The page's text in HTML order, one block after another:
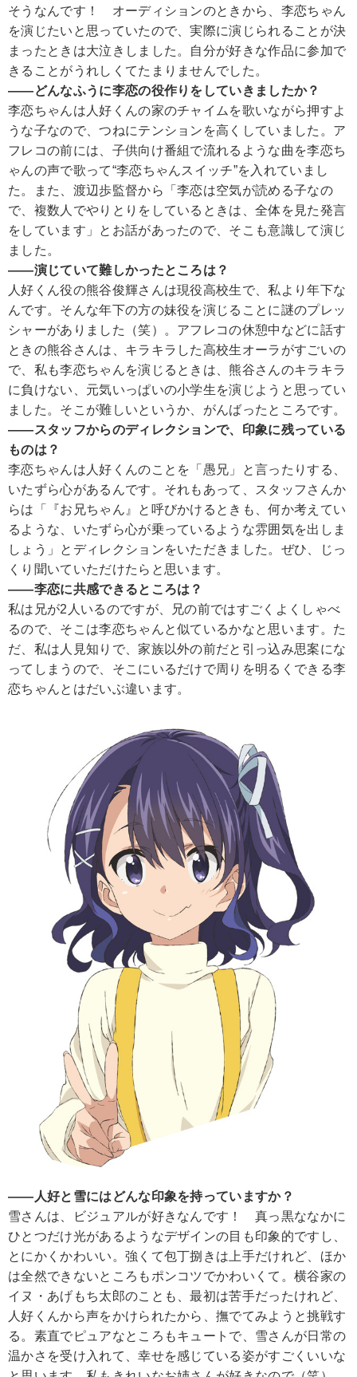
そうなんです！ オーディションのときから、李恋ちゃん
を演じたいと思っていたので、実際に演じられることが決
まったときは大泣きしました。自分が好きな作品に参加で
きることがうれしくてたまりませんでした。
――どんなふうに李恋の役作りをしていきましたか？
李恋ちゃんは人好くんの家のチャイムを歌いながら押すよ
うな子なので、つねにテンションを高くしていました。ア
フレコの前には、子供向け番組で流れるような曲を李恋ち
ゃんの声で歌って“李恋ちゃんスイッチ”を入れていまし
た。また、渡辺歩監督から「李恋は空気が読める子なの
で、複数人でやりとりをしているときは、全体を見た発言
をしています」とお話があったので、そこも意識して演じ
ました。
――演じていて難しかったところは？
人好くん役の熊谷俊輝さんは現役高校生で、私より年下な
んです。そんな年下の方の妹役を演じることに謎のプレッ
シャーがありました（笑）。アフレコの休憩中などに話す
ときの熊谷さんは、キラキラした高校生オーラがすごいの
で、私も李恋ちゃんを演じるときは、熊谷さんのキラキラ
に負けない、元気いっぱいの小学生を演じようと思ってい
ました。そこが難しいというか、がんばったところです。
――スタッフからのディレクションで、印象に残っている
ものは？
李恋ちゃんは人好くんのことを「愚兄」と言ったりする、
いたずら心があるんです。それもあって、スタッフさんか
らは「『お兄ちゃん』と呼びかけるときも、何か考えてい
るような、いたずら心が乗っているような雰囲気を出しま
しょう」とディレクションをいただきました。ぜひ、じっ
くり聞いていただけたらと思います。
――李恋に共感できるところは？
私は兄が2人いるのですが、兄の前ではすごくよくしゃべ
るので、そこは李恋ちゃんと似ているかなと思います。た
だ、私は人見知りで、家族以外の前だと引っ込み思案にな
ってしまうので、そこにいるだけで周りを明るくできる李
恋ちゃんとはだいぶ違います。
――人好と雪にはどんな印象を持っていますか？
雪さんは、ビジュアルが好きなんです！ 真っ黒ななかに
ひとつだけ光があるようなデザインの目も印象的ですし、
とにかくかわいい。強くて包丁捌きは上手だけれど、ほか
は全然できないところもポンコツでかわいくて。横谷家の
イヌ・あげもち太郎のことも、最初は苦手だったけれど、
人好くんから声をかけられたから、撫でてみようと挑戦す
る。素直でピュアなところもキュートで、雪さんが日常の
温かさを受け入れて、幸せを感じている姿がすごくいいな